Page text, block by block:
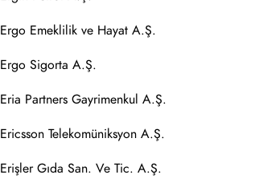
Ergo Emeklilik ve Hayat A.Ş.
Ergo Sigorta A.Ş.
Eria Partners Gayrimenkul A.Ş.
Ericsson Telekomüniksyon A.Ş.
Erişler Gıda San. Ve Tic. A.Ş.